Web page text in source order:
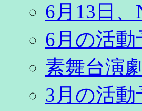
6月13日
6月の活動
素舞台演
3月の活動